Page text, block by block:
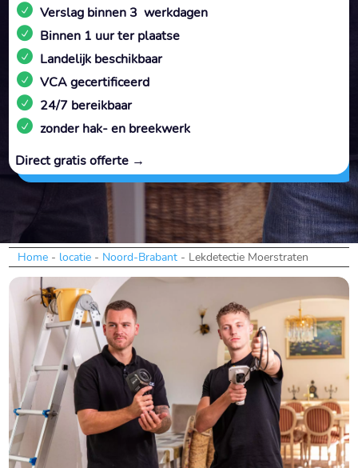
Verslag binnen 3 werkdagen
Binnen 1 uur ter plaatse
Landelijk beschikbaar
VCA gecertificeerd
24/7 bereikbaar
zonder hak- en breekwerk
Direct gratis offerte →
Home - locatie - Noord-Brabant - Lekdetectie Moerstraten